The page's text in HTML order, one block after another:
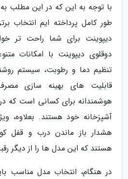
با توجه به این که در این مطلب
طور کامل پرداخته ایم انتخاب
دیپوینت برای شما راحت تر
دوقلوی دیپوینت با امکانات
قابلیت های بهینه سازی
هوشمندانه برای کسانی است که
آشپزخانه خود هستند. بعلاوه،
هشدار باز ماندن درب و قفل
هستند که این مدل ها را از دیگر
در هنگام، انتخاب مدل مناسب